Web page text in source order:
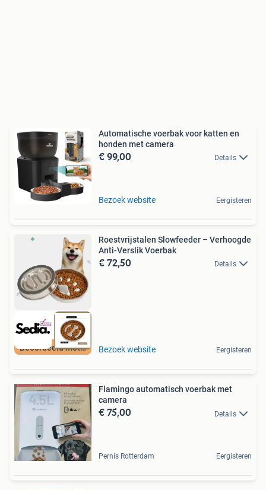
Automatische voerbak voor katten en
honden met camera
€ 99,00 Details
Bezoek website Eergisteren
Beoordeeld met 9+
Roestvrijstalen Slowfeeder – Verhoogde
Anti-Verslik Voerbak
€ 72,50 Details
Bezoek website Eergisteren
Flamingo automatisch voerbak met
camera
€ 75,00 Details
Pernis Rotterdam Eergisteren